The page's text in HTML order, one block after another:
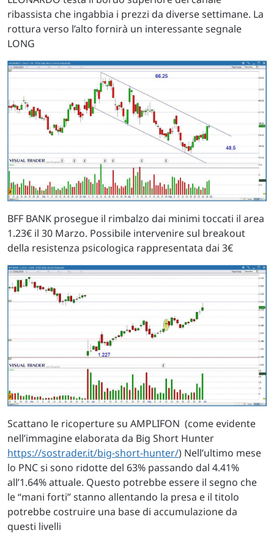
ribassista che ingabbia i prezzi da diverse settimane. La
rottura verso l’alto fornirà un interessante segnale
LONG
BFF BANK prosegue il rimbalzo dai minimi toccati il area
1.23€ il 30 Marzo. Possibile intervenire sul breakout
della resistenza psicologica rappresentata dai 3€
Scattano le ricoperture su AMPLIFON (come evidente
nell’immagine elaborata da Big Short Hunter
https://sostrader.it/big-short-hunter/) Nell’ultimo mese
lo PNC si sono ridotte del 63% passando dal 4.41%
all’1.64% attuale. Questo potrebbe essere il segno che
le “mani forti” stanno allentando la presa e il titolo
potrebbe costruire una base di accumulazione da
questi livelli